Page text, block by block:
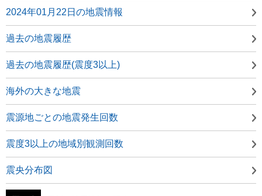
2024年01月22日の地震情報
過去の地震履歴
過去の地震履歴(震度3以上)
海外の大きな地震
震源地ごとの地震発生回数
震度3以上の地域別観測回数
震央分布図